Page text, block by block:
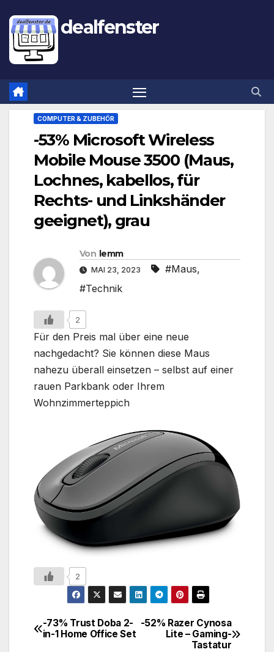
dealfenster
COMPUTER & ZUBEHÖR
-53% Microsoft Wireless
Mobile Mouse 3500 (Maus,
Lochnes, kabellos, für
Rechts- und Linkshänder
geeignet), grau
Von lemm
MAI 23, 2023 #Maus,
#Technik
2
Für den Preis mal über eine neue
nachgedacht? Sie können diese Maus
nahezu überall einsetzen – selbst auf einer
rauen Parkbank oder Ihrem
Wohnzimmerteppich
2
-52% Razer Cynosa
Lite – Gaming-
Tastatur
-73% Trust Doba 2-
in-1 Home Office Set